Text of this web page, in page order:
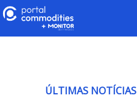
ÚLTIMAS NOTÍCIAS